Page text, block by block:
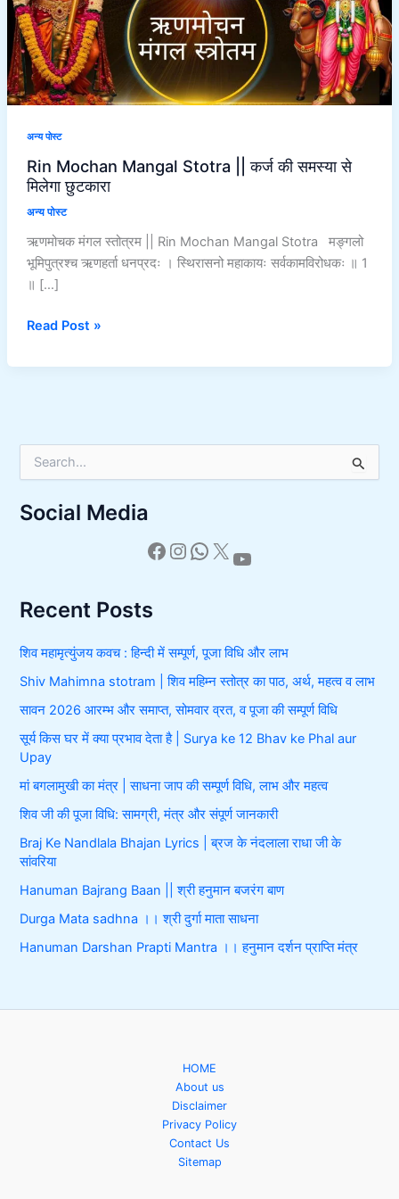
अन्य पोस्ट
Rin Mochan Mangal Stotra || कर्ज की समस्या से
मिलेगा छुटकारा
अन्य पोस्ट
ऋणमोचक मंगल स्तोत्रम || Rin Mochan Mangal Stotra मङ्गलो
भूमिपुत्रश्च ऋणहर्ता धनप्रदः । स्थिरासनो महाकायः सर्वकामविरोधकः ॥ 1
॥ […]
कर्ज
की
समस्या
से
मिलेगा
Read Post »
e
r
r
:
Social Media
Recent Posts
शिव महामृत्युंजय कवच : हिन्दी में सम्पूर्ण, पूजा विधि और लाभ
Shiv Mahimna stotram | शिव महिम्न स्तोत्र का पाठ, अर्थ, महत्व व लाभ
सावन 2026 आरम्भ और समाप्त, सोमवार व्रत, व पूजा की सम्पूर्ण विधि
सूर्य किस घर में क्या प्रभाव देता है | Surya ke 12 Bhav ke Phal aur
Upay
मां बगलामुखी का मंत्र | साधना जाप की सम्पूर्ण विधि, लाभ और महत्व
शिव जी की पूजा विधि: सामग्री, मंत्र और संपूर्ण जानकारी
Braj Ke Nandlala Bhajan Lyrics | ब्रज के नंदलाला राधा जी के
सांवरिया
Hanuman Bajrang Baan || श्री हनुमान बजरंग बाण
Durga Mata sadhna ।। श्री दुर्गा माता साधना
Hanuman Darshan Prapti Mantra ।। हनुमान दर्शन प्राप्ति मंत्र
HOME
About us
Disclaimer
Privacy Policy
Contact Us
Sitemap